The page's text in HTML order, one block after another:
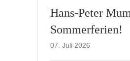
Hans-Peter
Sommerferien!
07. Juli 2026